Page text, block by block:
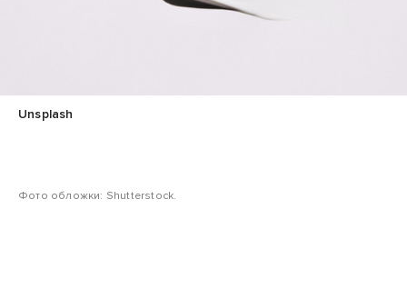
Unsplash
Фото обложки: Shutterstock.